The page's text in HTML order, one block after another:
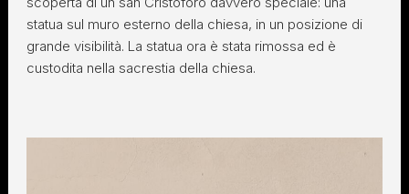
statua sul muro esterno della chiesa, in un posizione di
grande visibilità. La statua ora è stata rimossa ed è
custodita nella sacrestia della chiesa.